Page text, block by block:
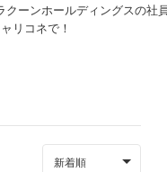
ーンホールディングスの社
リコネで！
新着順